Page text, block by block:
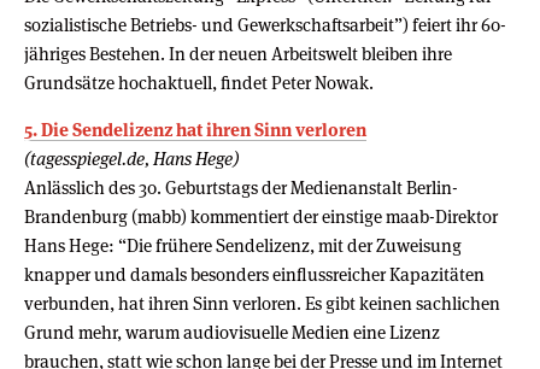
sozialistische Betriebs- und Gewerkschafts­arbeit”) feiert ihr 60-
jähriges Bestehen. In der neuen Arbeitswelt bleiben ihre
Grundsätze hochaktuell, findet Peter Nowak.
5. Die Sendelizenz hat ihren Sinn verloren
(tagesspiegel.de, Hans Hege)
Anlässlich des 30. Geburtstags der Medienanstalt Berlin-
Brandenburg (mabb) kommentiert der einstige maab-Direktor
Hans Hege: “Die frühere Sendelizenz, mit der Zuweisung
knapper und damals besonders einflussreicher Kapazitäten
verbunden, hat ihren Sinn verloren. Es gibt keinen sachlichen
Grund mehr, warum audiovisuelle Medien eine Lizenz
brauchen, statt wie schon lange bei der Presse und im Internet